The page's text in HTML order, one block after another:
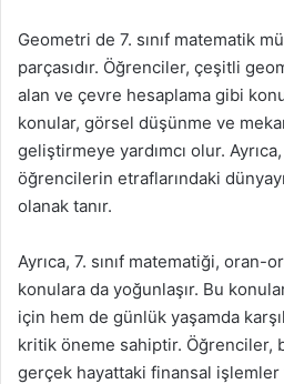
Geometri de 7. sınıf matematik
parçasıdır. Öğrenciler, çeşitli
alan ve çevre hesaplama gibi
konular, görsel düşünme ve
geliştirmeye yardımcı olur.
öğrencilerin etraflarındaki
olanak tanır.
Ayrıca, 7. sınıf matematiği, oran-
konulara da yoğunlaşır. Bu
için hem de günlük yaşamda
kritik öneme sahiptir. Öğrenciler,
gerçek hayattaki finansal